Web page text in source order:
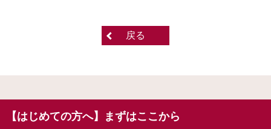
戻る
【はじめての方へ】まずはここから